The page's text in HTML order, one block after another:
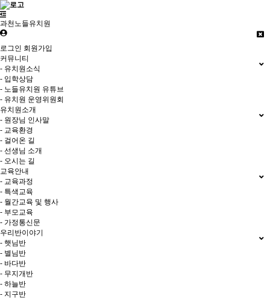
과천노들유치원
로그인 회원가입
커뮤니티
- 유치원소식
- 입학상담
- 노들유치원 유튜브
- 유치원 운영위원회
유치원소개
- 원장님 인사말
- 교육환경
- 걸어온 길
- 선생님 소개
- 오시는 길
교육안내
- 교육과정
- 특색교육
- 월간교육 및 행사
- 부모교육
- 가정통신문
우리반이야기
- 햇님반
- 별님반
- 바다반
- 무지개반
- 하늘반
- 지구반